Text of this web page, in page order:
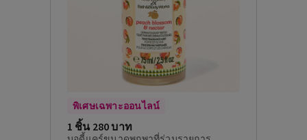
พิเศษเฉพาะออนไลน์
1 ชิ้น 280 บาท